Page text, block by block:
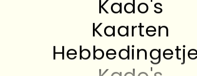
Kaarten
Hebbedingetjes
Kado's